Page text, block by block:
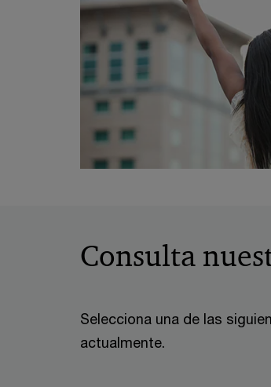
Consulta
Selecciona una de las
actualmente.